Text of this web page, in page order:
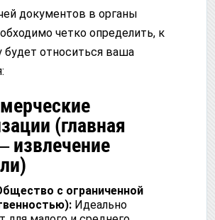
документов в органы
четко определить, к
будет относиться ваша
(главная
извлечение
с ограниченной
Идеально